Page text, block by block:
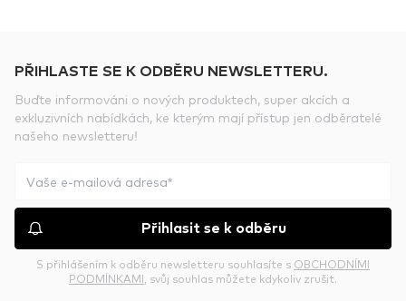
PŘIHLASTE SE K ODBĚRU NEWSLETTERU.
Buďte informováni o nových produktech, super akcích a
exkluzivních nabídkách, ke kterým mají přístup jen odběratelé
našeho newsletteru!
Přihlasit se k odběru
S přihlášením k odběru newsletteru souhlasíte s OBCHODNÍMI
PODMÍNKAMI , svůj souhlas můžete kdykoliv zrušit.